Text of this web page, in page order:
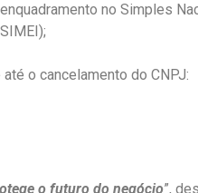
no Simples
o cancelamento do CNPJ:
o futuro do negócio”,